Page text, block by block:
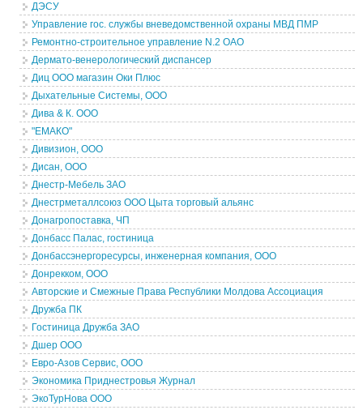
ДЭСУ
Управление гос. службы вневедомственной охраны МВД ПМР
Ремонтно-строительное управление N.2 ОАО
Дермато-венерологический диспансер
Диц ООО магазин Оки Плюс
Дыхательные Системы, ООО
Дива & К. ООО
"ЕМАКО"
Дивизион, ООО
Дисан, ООО
Днестр-Мебель ЗАО
Днестрметаллсоюз ООО Цыта торговый альянс
Донагропоставка, ЧП
Донбасс Палас, гостиница
Донбассэнергоресурсы, инженерная компания, ООО
Донрекком, ООО
Авторские и Смежные Права Республики Молдова Ассоциация
Дружба ПК
Гостиница Дружба ЗАО
Дшер ООО
Евро-Азов Сервис, ООО
Экономика Приднестровья Журнал
ЭкоТурНова ООО